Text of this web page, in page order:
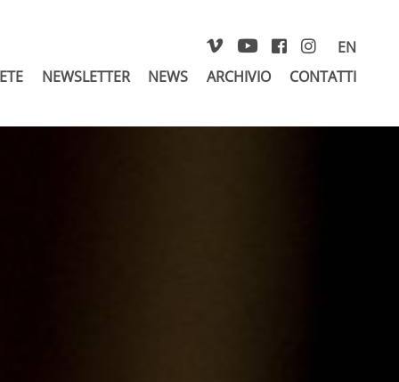
EN
NEWSLETTER NEWS ARCHIVIO CONTATTI